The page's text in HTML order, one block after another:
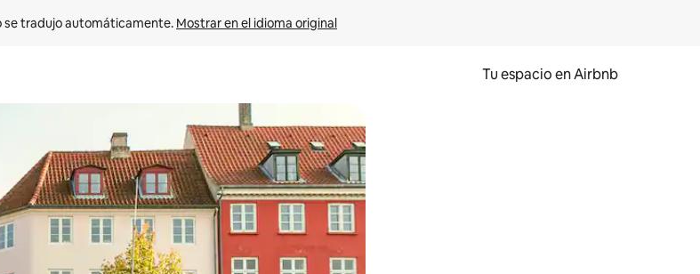
se tradujo automáticamente. Mostrar en el idioma original
Tu espacio en Airbnb